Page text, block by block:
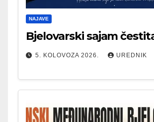
NAJAVE
Bjelovarski sajam
5. KOLOVOZA 2026. UREDNIK